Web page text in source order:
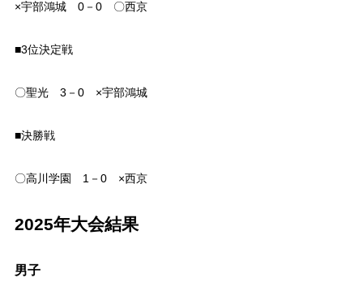
×宇部鴻城 0－0 〇西京
■3位決定戦
〇聖光 3－0 ×宇部鴻城
■決勝戦
〇高川学園 1－0 ×西京
2025年大会結果
男子